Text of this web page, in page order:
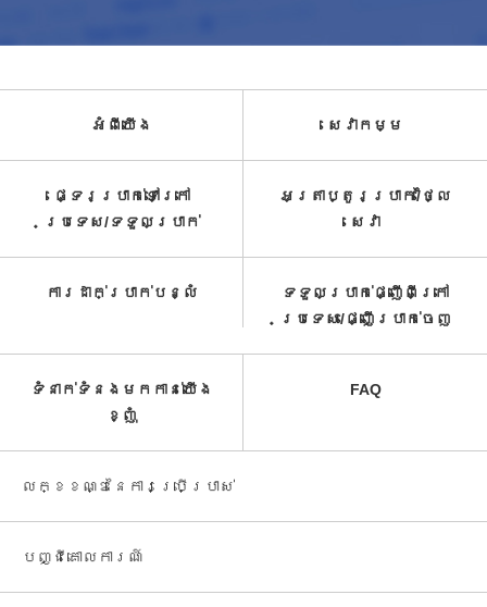
អំពី​យើង សេវាកម្ម​
ផ្ទេរប្រាក់ទៅក្រៅ
ប្រទេស/ទទួល​ប្រាក់​
អត្រាប្តូរប្រាក់/ថ្លៃ
សេវា​
ការដាក់ប្រាក់បន្លំ
ទទួលប្រាក់ផ្ញើពីក្រៅ
ប្រទេស/ផ្ញើប្រាក់ចេញ
ទំនាក់ទំនងមកកាន់យើង
ខ្ញុំ
FAQ
លក្ខខណ្ឌនៃការប្រើប្រាស់
បញ្ជី​គោលការណ៍